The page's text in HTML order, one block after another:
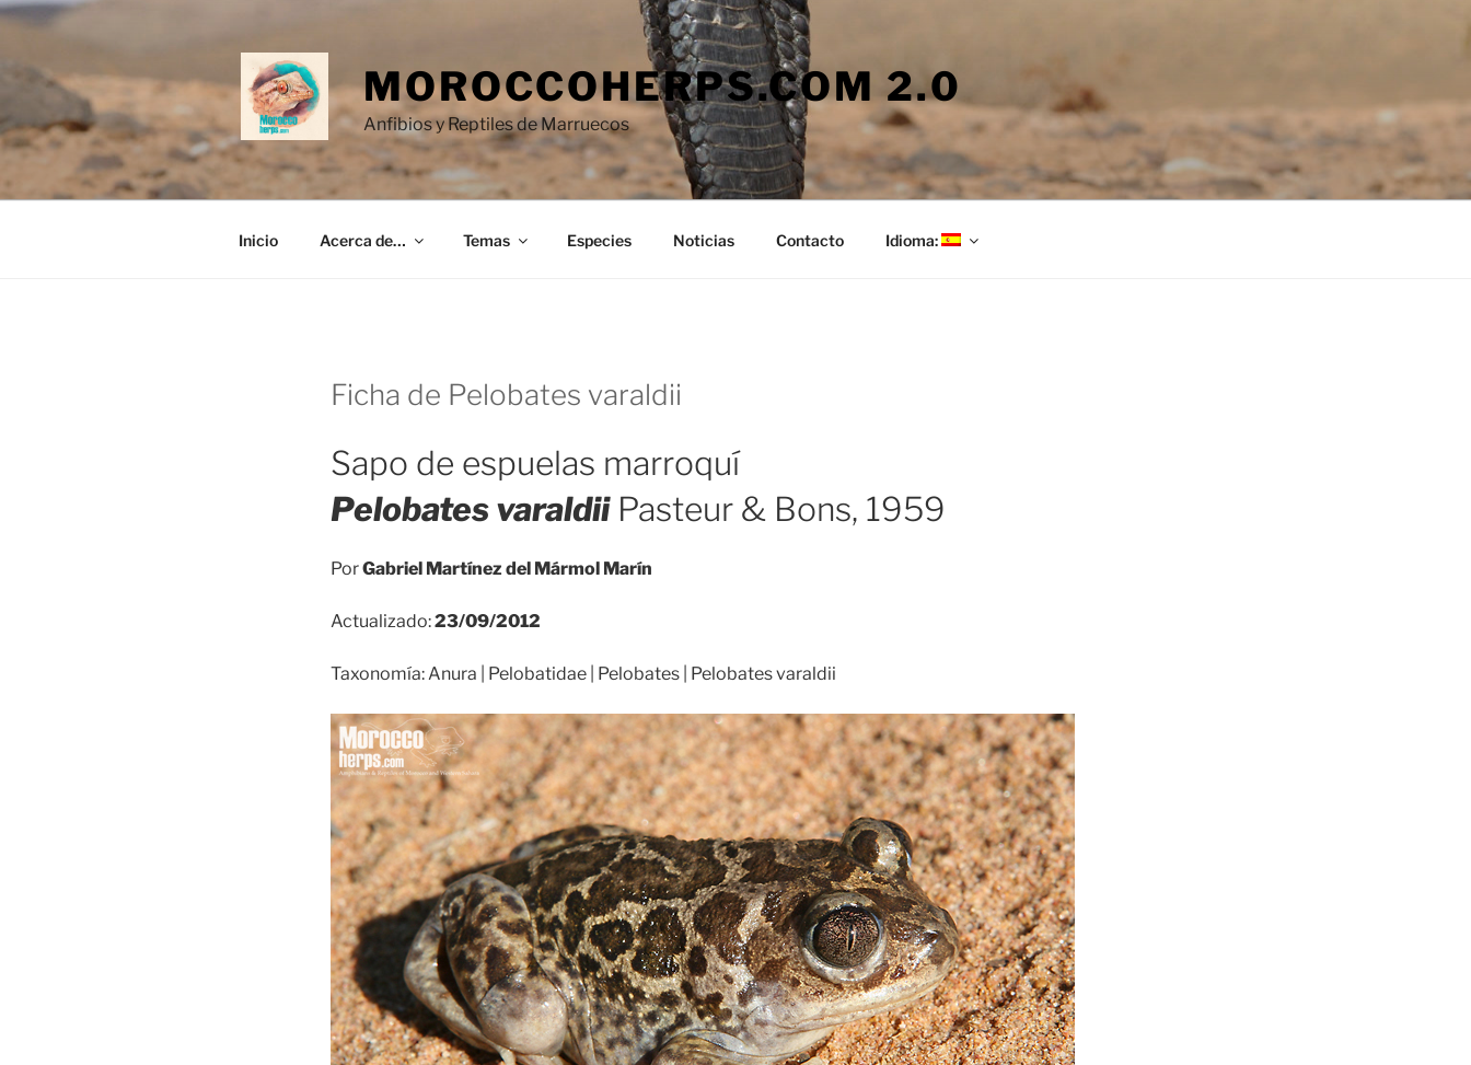
Saltar
contenido
MOROCCOHERPS.COM 2.0
Anfibios y Reptiles de Marruecos
Inicio Acerca de… Temas Especies Noticias Contacto Idioma:
Ficha de Pelobates varaldii
Sapo de espuelas marroquí
Pelobates varaldiiPasteur & Bons, 1959
PorGabriel Martínez del Mármol Marín
Actualizado:23/09/2012
Taxonomía: Anura | Pelobatidae | Pelobates | Pelobates varaldii